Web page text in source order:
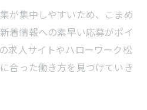
が集中しやすいため、こまめ
着情報への素早い応募がポイ
求人サイトやハローワーク松
合った働き方を見つけていき